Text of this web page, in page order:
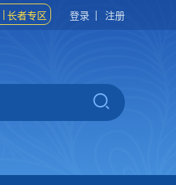
长者专区 登录 注册